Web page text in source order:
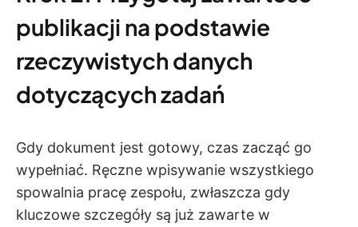
publikacji na podstawie
rzeczywistych danych
dotyczących zadań
Gdy dokument jest gotowy, czas zacząć go
wypełniać. Ręczne wpisywanie wszystkiego
spowalnia pracę zespołu, zwłaszcza gdy
kluczowe szczegóły są już zawarte w